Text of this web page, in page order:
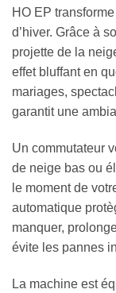
HO EP
d’hiver. Grâce à
projette de la
effet bluffant en
mariages,
garantit une
Un commutateur
de neige bas ou
le moment de
automatique
manquer,
évite les pannes
La machine est